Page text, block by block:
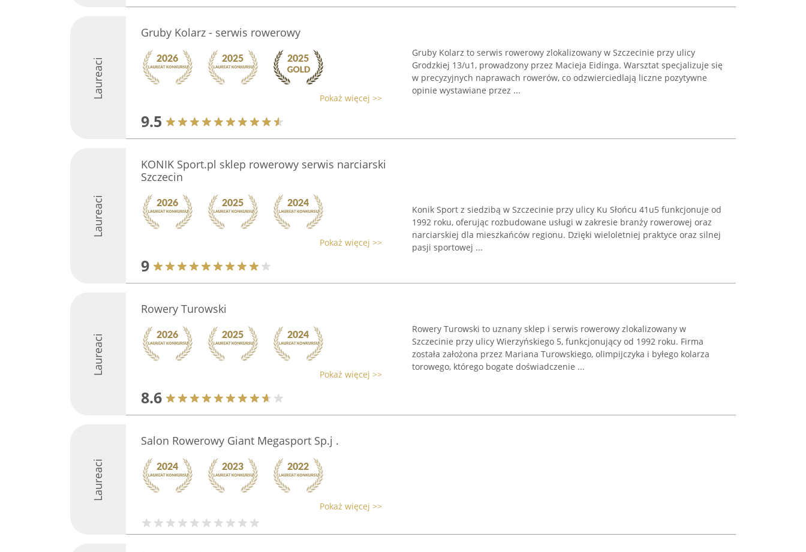
Laureaci
Gruby Kolarz - serwis rowerowy
Pokaż więcej >>
9.5
Gruby Kolarz to serwis rowerowy zlokalizowany w Szczecinie przy ulicy
Grodzkiej 13/u1, prowadzony przez Macieja Eidinga. Warsztat specjalizuje się
w precyzyjnych naprawach rowerów, co odzwierciedlają liczne pozytywne
opinie wystawiane przez ...
Laureaci
KONIK Sport.pl sklep rowerowy serwis narciarski
Szczecin
Pokaż więcej >>
9
Konik Sport z siedzibą w Szczecinie przy ulicy Ku Słońcu 41u5 funkcjonuje od
1992 roku, oferując rozbudowane usługi w zakresie branży rowerowej oraz
narciarskiej dla mieszkańców regionu. Dzięki wieloletniej praktyce oraz silnej
pasji sportowej ...
Laureaci
Rowery Turowski
Pokaż więcej >>
8.6
Rowery Turowski to uznany sklep i serwis rowerowy zlokalizowany w
Szczecinie przy ulicy Wierzyńskiego 5, funkcjonujący od 1992 roku. Firma
została założona przez Mariana Turowskiego, olimpijczyka i byłego kolarza
torowego, którego bogate doświadczenie ...
Laureaci
Salon Rowerowy Giant Megasport Sp.j .
Pokaż więcej >>